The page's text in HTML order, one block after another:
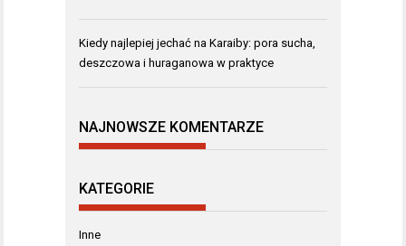
Kiedy najlepiej jechać na Karaiby: pora sucha,
deszczowa i huraganowa w praktyce
NAJNOWSZE KOMENTARZE
KATEGORIE
Inne